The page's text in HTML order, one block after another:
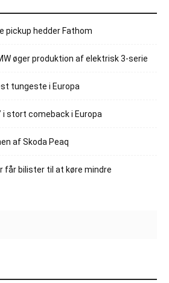
pickup hedder Fathom
øger produktion af elektrisk 3-serie
tungeste i Europa
i stort comeback i Europa
af Skoda Peaq
får bilister til at køre mindre